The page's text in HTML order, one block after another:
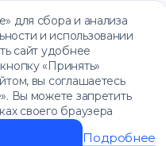
для сбора и анализа
и использовании
сайт удобнее
«Принять»
вы соглашаетесь
Вы можете запретить
своего браузера
Подробнее